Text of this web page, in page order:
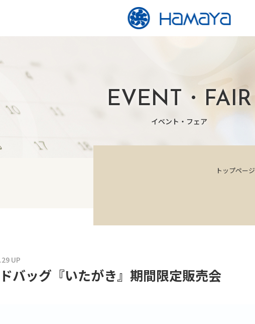
EVENT・FAIR
イベント・フェア
トップページ
UP
バッグ『いたがき』期間限定販売会